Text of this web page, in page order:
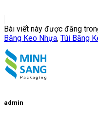
Bài viết này được đăng
Băng Keo Nhựa, Túi Băng
admin